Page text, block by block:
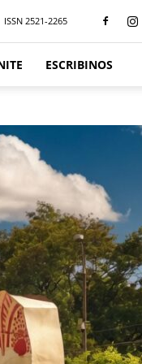
ISSN 2521-2265
ESCRIBINOS